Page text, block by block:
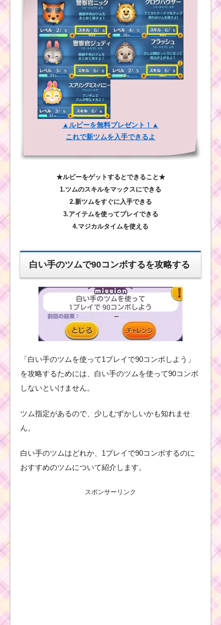
▲ルビーを無料プレゼント！▲
これで新ツムを入手できるよ
★ルビーをゲットするとできること★
1.ツムのスキルをマックスにできる
2.新ツムをすぐに入手できる
3.アイテムを使ってプレイできる
4.マジカルタイムを使える
白い手のツムで90コンボするを攻略する
「白い手のツムを使って1プレイで90コンボしよう」
を攻略するためには、白い手のツムを使って90コンボ
しないといけません。
ツム指定があるので、少しむずかしいかも知れませ
ん。
白い手のツムはどれか、1プレイで90コンボするのに
おすすめのツムについて紹介します。
スポンサーリンク